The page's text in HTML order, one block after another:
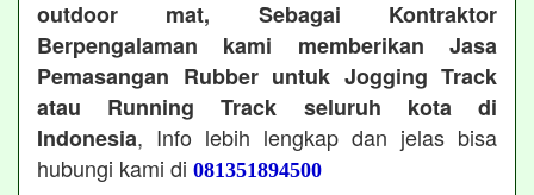
outdoor mat, Sebagai Kontraktor
Berpengalaman kami memberikan Jasa
Pemasangan Rubber untuk Jogging Track
atau Running Track seluruh kota di
Indonesia, Info lebih lengkap dan jelas bisa
hubungi kami di 081351894500